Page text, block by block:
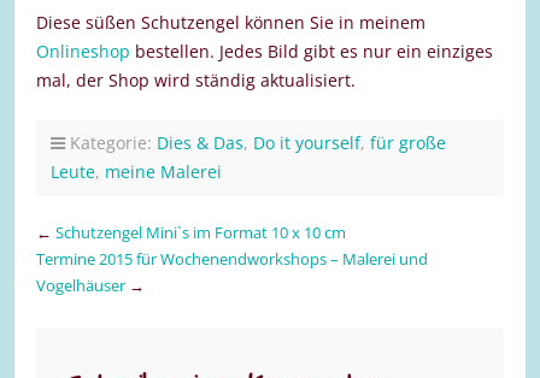
Diese süßen Schutzengel können Sie in meinem
Onlineshop bestellen. Jedes Bild gibt es nur ein einziges
mal, der Shop wird ständig aktualisiert.
Kategorie: Dies & Das, Do it yourself, für große
Leute, meine Malerei
← Schutzengel Mini`s im Format 10 x 10 cm
Termine 2015 für Wochenendworkshops – Malerei und
Vogelhäuser →